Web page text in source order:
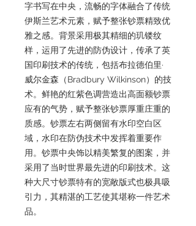
字书写在中央，流畅的字体融合了传统
伊斯兰艺术元素，赋予整张钞票精致优
雅之感。背景采用极其精细的玑镂纹
样，运用了先进的防伪设计，传承了英
国印刷技术的传统，包括布拉德伯里·
威尔金森（Bradbury Wilkinson）的技
术。鲜艳的红紫色调营造出高面额钞票
应有的气势，赋予整张钞票厚重庄重的
质感。钞票左右两侧留有水印空白区
域，水印在防伪技术中发挥着重要作
用。钞票中央饰以精美繁复的图案，并
采用了当时世界最先进的印刷技术。这
种大尺寸钞票特有的宽敞版式也极具吸
引力，其精湛的工艺使其堪称一件艺术
品。